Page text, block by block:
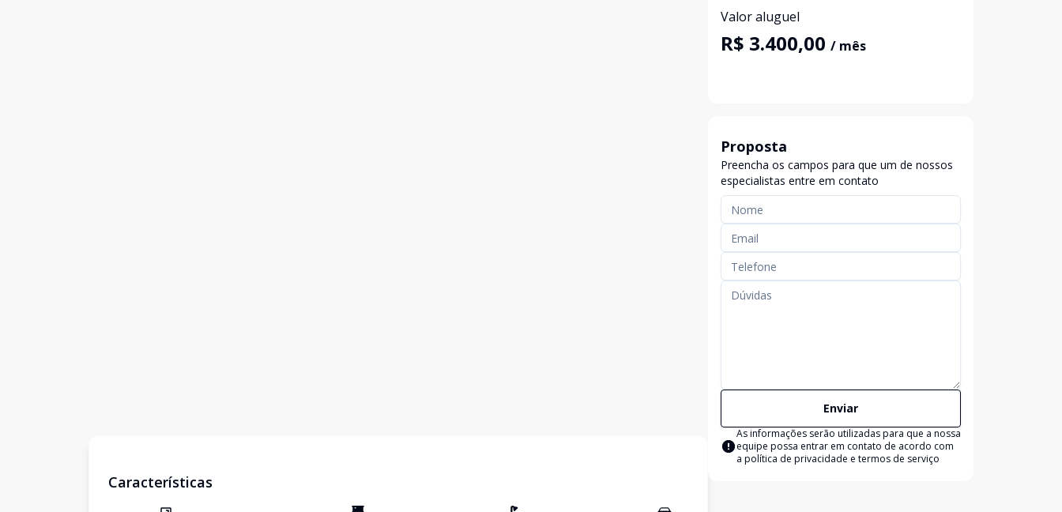
Características
Valor aluguel
R$ 3.400,00 / mês
Proposta
Preencha os campos para que um de nossos
especialistas entre em contato
Enviar
As informações serão utilizadas para que a nossa
equipe possa entrar em contato de acordo com
a política de privacidade e termos de serviço